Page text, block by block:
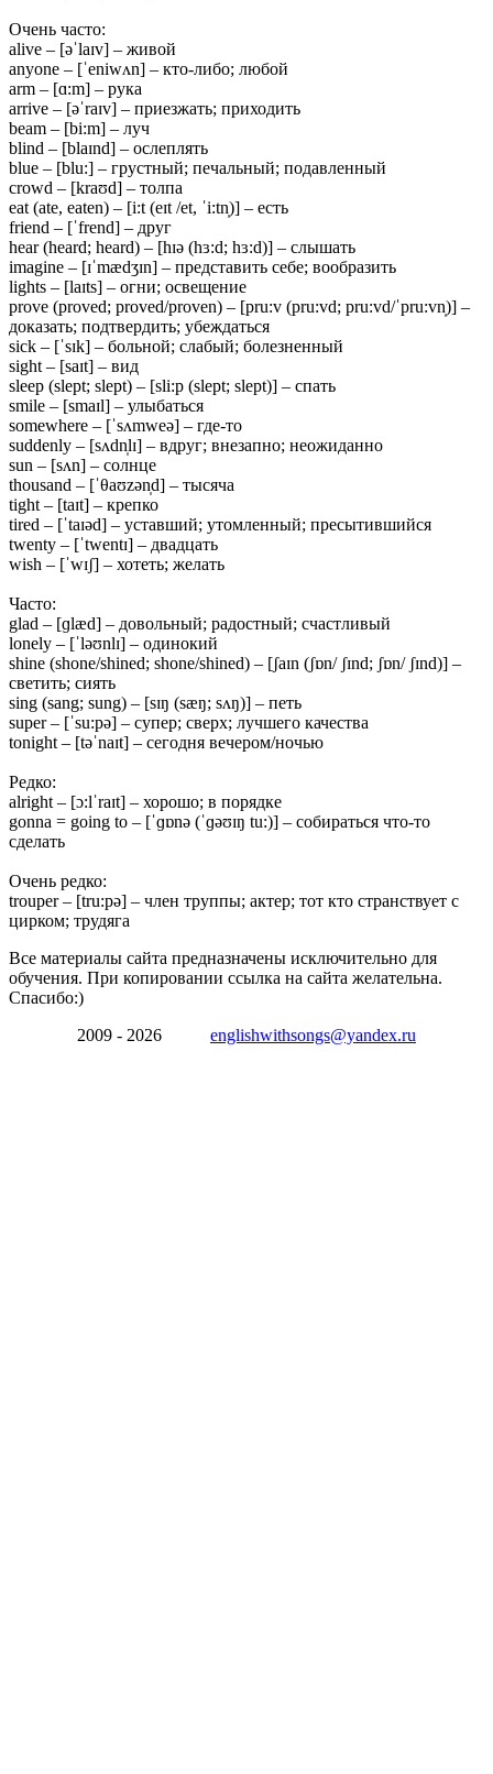
Очень часто:
alive – [əˈlaɪv] – живой
anyone – [ˈeniwʌn] – кто-либо; любой
arm – [ɑ:m] – рука
arrive – [əˈraɪv] – приезжать; приходить
beam – [bi:m] – луч
blind – [blaɪnd] – ослеплять
blue – [blu:] – грустный; печальный; подавленный
crowd – [kraʊd] – толпа
eat (ate, eaten) – [i:t (eɪt /et, ˈi:tn̩)] – есть
friend – [ˈfrend] – друг
hear (heard; heard) – [hɪə (hɜ:d; hɜ:d)] – слышать
imagine – [ɪˈmædʒɪn] – представить себе; вообразить
lights – [laɪts] – огни; освещение
prove (proved; proved/proven) – [pru:v (pru:vd; pru:vd/ˈpru:vn̩)] –
доказать; подтвердить; убеждаться
sick – [ˈsɪk] – больной; слабый; болезненный
sight – [saɪt] – вид
sleep (slept; slept) – [sli:p (slept; slept)] – спать
smile – [smaɪl] – улыбаться
somewhere – [ˈsʌmweə] – где-то
suddenly – [sʌdn̩lɪ] – вдруг; внезапно; неожиданно
sun – [sʌn] – солнце
thousand – [ˈθaʊzən̩d] – тысяча
tight – [taɪt] – крепко
tired – [ˈtaɪəd] – уставший; утомленный; пресытившийся
twenty – [ˈtwentɪ] – двадцать
wish – [ˈwɪʃ] – хотеть; желать
Часто:
glad – [ɡlæd] – довольный; радостный; счастливый
lonely – [ˈləʊnlɪ] – одинокий
shine (shone/shined; shone/shined) – [ʃaɪn (ʃɒn/ ʃɪnd; ʃɒn/ ʃɪnd)] –
светить; сиять
sing (sang; sung) – [sɪŋ (sæŋ; sʌŋ)] – петь
super – [ˈsu:pə] – супер; сверх; лучшего качества
tonight – [təˈnaɪt] – сегодня вечером/ночью
Редко:
alright – [ɔ:lˈraɪt] – хорошо; в порядке
gonna = going to – [ˈɡɒnə (ˈɡəʊɪŋ tu:)] – собираться что-то
сделать
Очень редко:
trouper – [tru:pə] – член труппы; актер; тот кто странствует с
цирком; трудяга
Все материалы сайта предназначены исключительно для
обучения. При копировании ссылка на сайта желательна.
Спасибо:)
2009 - 2026 englishwithsongs@yandex.ru